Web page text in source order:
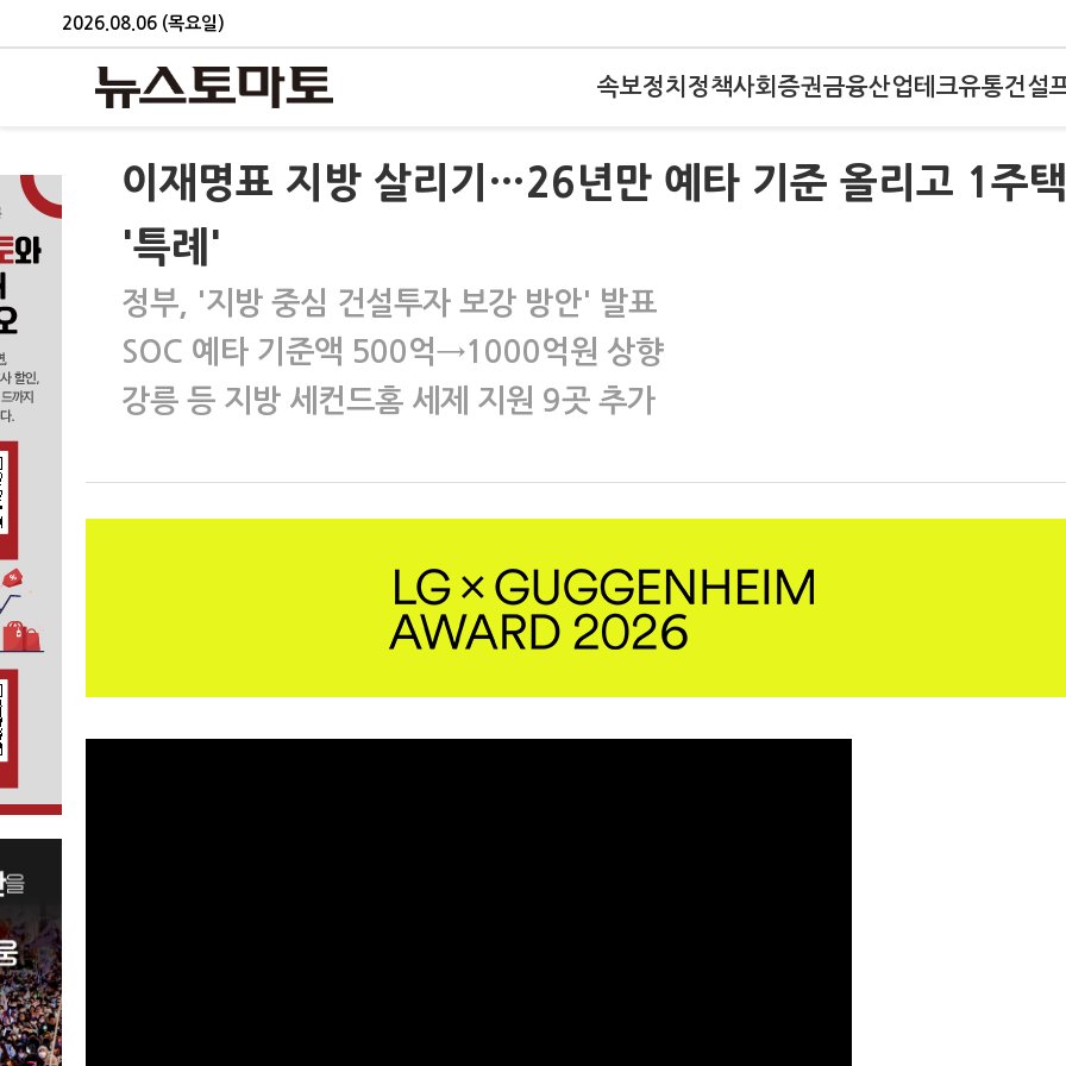
2026.08.06 (목요일)
속보정치 정책사회 증권금융산업테크유통건설
이재명표 지방 살리기…26년만 예타 기준 올리고 1주택
'특례'
정부, '지방 중심 건설투자 보강 방안' 발표
SOC 예타 기준액 500억→1000억원 상향
강릉 등 지방 세컨드홈 세제 지원 9곳 추가